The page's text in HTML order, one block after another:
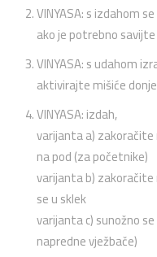
VINYASA: s izdahom
ako je potrebno
VINYASA: s udahom
aktivirajte mišiće
VINYASA: izdah,
varijanta a)
na pod (za početnike)
varijanta b)
se u sklek
varijanta c) sunožno
napredne vježbače)